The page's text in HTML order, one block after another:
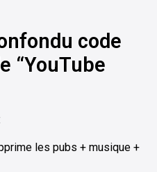
code
“YouTube
les pubs + musique +